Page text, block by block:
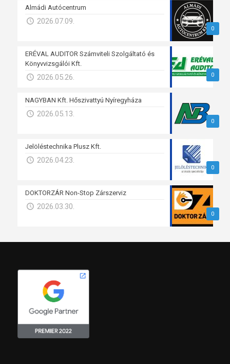
0
Almádi Autócentrum
2026.07.09.
0
ERÉVAL AUDITOR Számviteli Szolgáltató és
Könyvvizsgálói Kft.
2026.05.26.
0
NAGYBAN Kft. Hőszivattyú Nyíregyháza
2026.05.13.
0
Jelöléstechnika Plusz Kft.
2026.04.23.
0
DOKTORZÁR Non-Stop Zárszerviz
2026.03.30.